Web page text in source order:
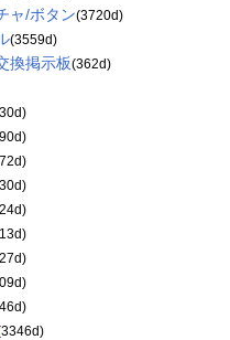
ャ/ボタン(3720d)
(3559d)
換掲示板(362d)